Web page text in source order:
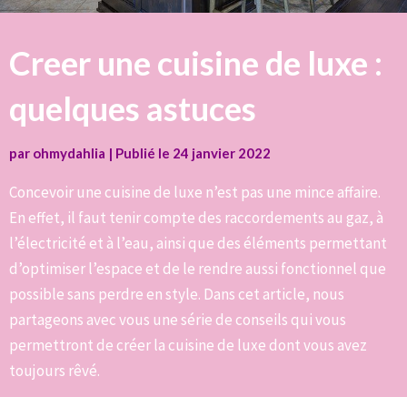
Creer une cuisine de luxe :
quelques astuces
par ohmydahlia | Publié le 24 janvier 2022
Concevoir une cuisine de luxe n’est pas une mince affaire.
En effet, il faut tenir compte des raccordements au gaz, à
l’électricité et à l’eau, ainsi que des éléments permettant
d’optimiser l’espace et de le rendre aussi fonctionnel que
possible sans perdre en style. Dans cet article, nous
partageons avec vous une série de conseils qui vous
permettront de créer la cuisine de luxe dont vous avez
toujours rêvé.